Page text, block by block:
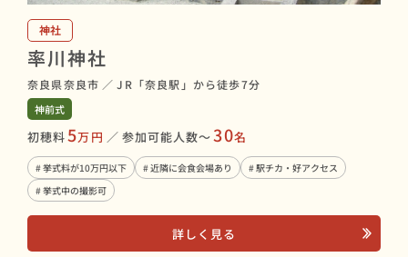
神社
率川神社
奈良県奈良市 ／ JR「奈良駅」から徒歩7分
神前式
初穂料5万円 ／ 参加可能人数〜30名
# 挙式料が10万円以下 # 近隣に会食会場あり
# 駅チカ・好アクセス
# 挙式中の撮影可
詳しく見る